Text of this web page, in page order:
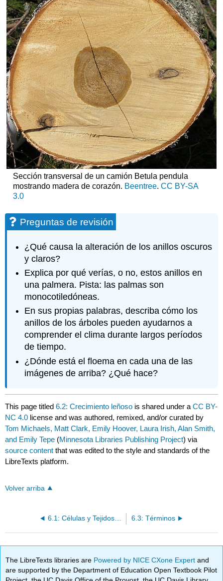
Sección transversal de un camión Betula pendula
mostrando madera de corazón. Beentree. CC BY-SA
3.0
Preguntas de revisión
¿Qué causa la alteración de los anillos oscuros
y claros?
Explica por qué verías, o no, estos anillos en
una palmera. Pista: las palmas son
monocotiledóneas.
En sus propias palabras, describa cómo los
anillos de los árboles pueden ayudarnos a
comprender el clima durante largos períodos
de tiempo.
¿Dónde está el floema en cada una de las
imágenes de arriba? ¿Qué hace?
This page titled6.2: Crecimiento leñoso is shared under aCC BY-
NC 4.0 license and was authored, remixed, and/or curated by
Tom Michaels, Matt Clark, Emily Hoover, Laura Irish, Alan Smith,
and Emily Tepe (Minnesota Libraries Publishing Project) via
source content that was edited to the style and standards of the
LibreTexts platform.
Volver arriba
6.3: Términos
The LibreTexts libraries are Powered by NICE CXone Expertand
are supported by the Department of Education Open Textbook Pilot